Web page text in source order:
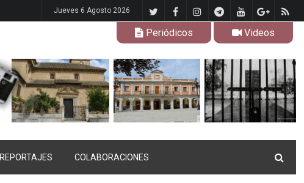
Jueves 6 Agosto 2026
Periódicos Videos
REPORTAJES COLABORACIONES